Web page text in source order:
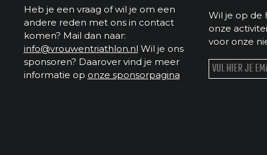
Heb je een vraag of wil je om een
andere reden met ons in contact
komen? Mail dan naar:
info@vrouwentriathlon.nl Wil je ons
sponsoren? Daarover vind je meer
informatie op onze sponsorpagina
Wil je op de
onze
voor onze